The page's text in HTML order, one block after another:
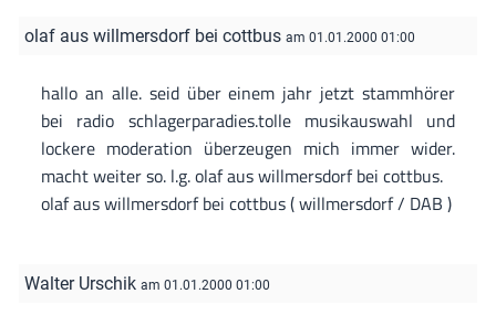
olaf aus willmersdorf bei cottbus am 01.01.2000 01:00
hallo an alle. seid über einem jahr jetzt stammhörer
bei radio schlagerparadies.tolle musikauswahl und
lockere moderation überzeugen mich immer wider.
macht weiter so. l.g. olaf aus willmersdorf bei cottbus.
olaf aus willmersdorf bei cottbus ( willmersdorf / DAB )
Walter Urschik am 01.01.2000 01:00